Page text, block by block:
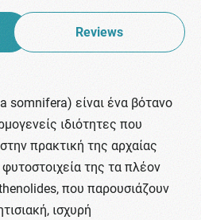
Reviews
somnifera) είναι ένα βότανο
ιδιότητες που
πρακτική της αρχαίας
της τα πλέον
που παρουσιάζουν
ισχυρή